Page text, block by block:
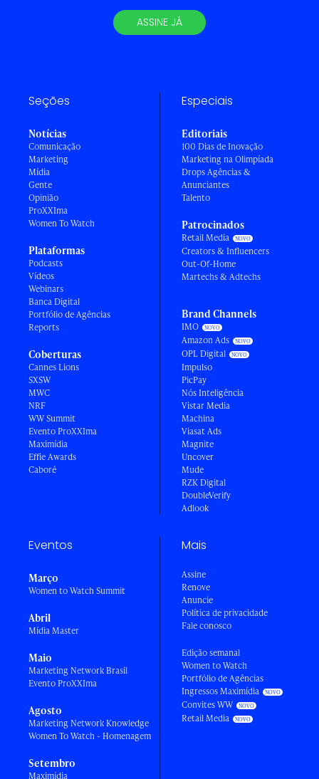
ASSINE JÁ
Seções
Notícias
Comunicação
Marketing
Mídia
Gente
Opinião
ProXXIma
Women To Watch
Plataformas
Podcasts
Vídeos
Webinars
Banca Digital
Portfólio de Agências
Reports
Coberturas
Cannes Lions
SXSW
MWC
NRF
WW Summit
Evento ProXXIma
Maximídia
Effie Awards
Caboré
Especiais
Editoriais
100 Dias de Inovação
Marketing na Olimpíada
Drops Agências &
Anunciantes
Talento
Patrocinados
Retail Media
Creators & Influencers
Out-Of-Home
Martechs & Adtechs
Brand Channels
IMO
Amazon Ads
OPL Digital
Impulso
PicPay
Nós Inteligência
Vistar Media
Machina
Viasat Ads
Magnite
Uncover
Mude
RZK Digital
DoubleVerify
Adlook
Eventos
Março
Women to Watch Summit
Abril
Mídia Master
Maio
Marketing Network Brasil
Evento ProXXIma
Agosto
Marketing Network Knowledge
Women To Watch - Homenagem
Setembro
Maximídia
Mais
Assine
Renove
Anuncie
Política de privacidade
Fale conosco
Edição semanal
Women to Watch
Portfólio de Agências
Ingressos Maximídia
Convites WW
Retail Media